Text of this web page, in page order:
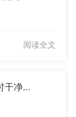
阅读全文
干净...